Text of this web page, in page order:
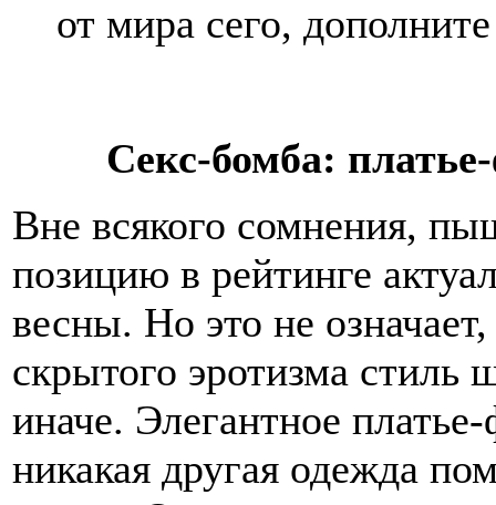
от мира сего,
Секс-бомба:
Вне всякого сомнения,
позицию в рейтинге
весны. Но это не
скрытого эротизма стиль
иначе. Элегантное
никакая другая одежда